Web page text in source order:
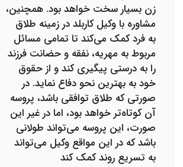
زن بسیار سخت خواهد بود. همچنین،
مشاوره با وکیل کاربلد در زمینه طلاق
به فرد کمک می‌کند تا تمامی مسائل
مربوط به مهریه، نفقه و حضانت فرزند
را به درستی پیگیری کند و از حقوق
خود به بهترین نحو دفاع نماید. در
صورتی که طلاق توافقی باشد، پروسه
آن کوتاه‌تر خواهد بود، اما در غیر این
صورت، این پروسه می‌تواند طولانی
باشد که در این مواقع وکیل می‌تواند
به تسریع روند کمک کند